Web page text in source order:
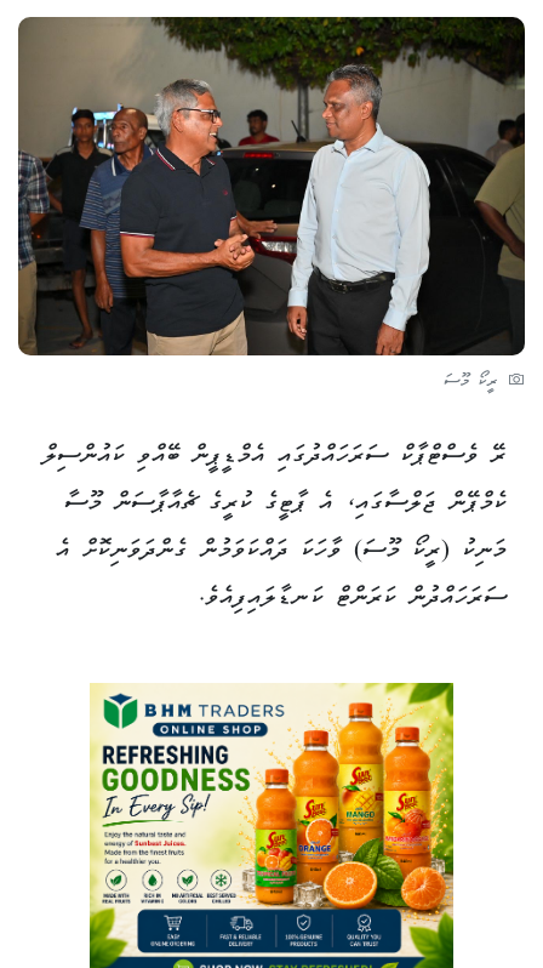
ރީކޯ މޫސަ
ރޭ ވެސްޓްޕާކް ސަރަހައްދުގައި އެމްޑީޕީން ބޭއްވި ކައުންސިލް
ކެމްޕޭން ޖަލްސާގައި، އެ ޕާޓީގެ ކުރީގެ ޗެއާޕާސަން މޫސާ
މަނިކު (ރީކޯ މޫސަ) ވާހަކަ ދައްކަވަމުން ގެންދަވަނިކޮށް އެ
ސަރަހައްދުން ކަރަންޓް ކަނޑާލައިފިއެވެ.